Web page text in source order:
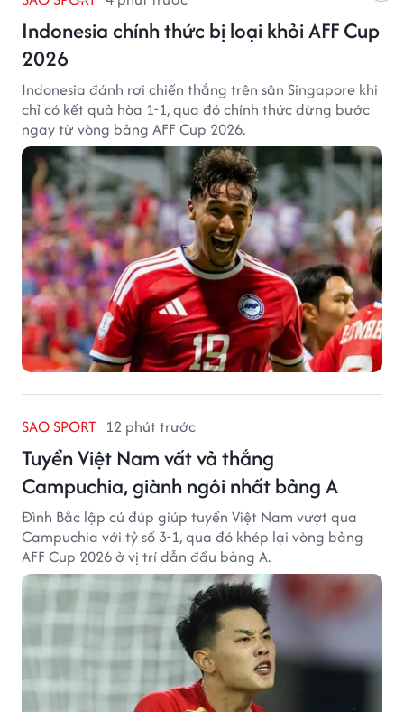
Indonesia chính thức bị loại khỏi AFF Cup
2026
Indonesia đánh rơi chiến thắng trên sân Singapore khi
chỉ có kết quả hòa 1-1, qua đó chính thức dừng bước
ngay từ vòng bảng AFF Cup 2026.
SAO SPORT 12 phút trước
Tuyển Việt Nam vất vả thắng
Campuchia, giành ngôi nhất bảng A
Đình Bắc lập cú đúp giúp tuyển Việt Nam vượt qua
Campuchia với tỷ số 3-1, qua đó khép lại vòng bảng
AFF Cup 2026 ở vị trí dẫn đầu bảng A.